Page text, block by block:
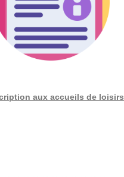
aux accueils de loisirs